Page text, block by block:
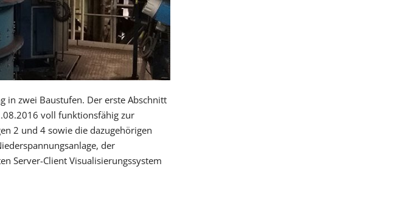
in zwei Baustufen. Der erste Abschnitt
voll funktionsfähig zur
2 und 4 sowie die dazugehörigen
der
Server-Client Visualisierungssystem